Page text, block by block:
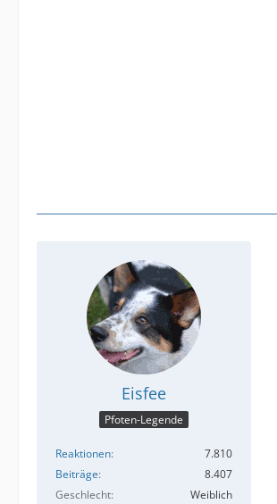
Eisfee
Pfoten-Legende
Reaktionen
7.810
Beiträge
8.407
Geschlecht
Weiblich